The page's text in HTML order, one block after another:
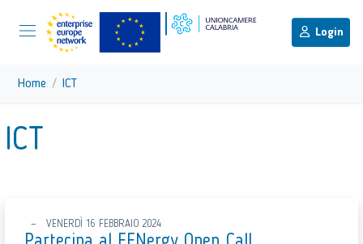
Vai ai contenuti
Login
torna al menu di scelta rapida
Menu di navigazione principale
Home ICT
torna al menu di scelta rapida
ICT
VENERDÌ 16 FEBBRAIO 2024